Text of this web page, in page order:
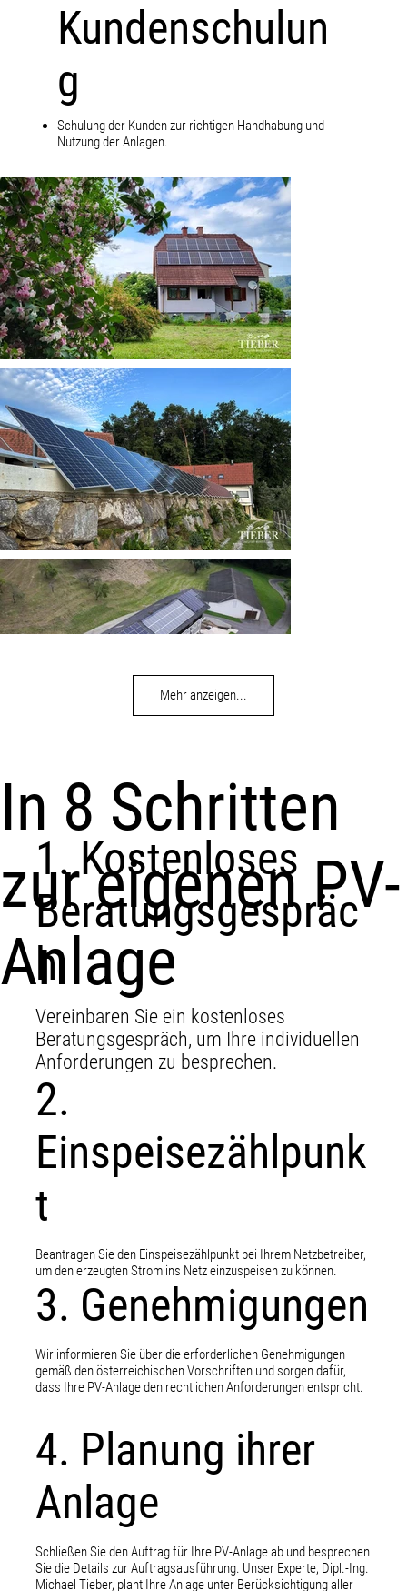
Kundenschulun
g
Schulung der Kunden zur richtigen Handhabung und
Nutzung der Anlagen.
Mehr anzeigen...
In 8 Schritten
zur eigenen PV-
Anlage
1. Kostenloses
Beratungsgespräc
h
Vereinbaren Sie ein kostenloses
Beratungsgespräch, um Ihre individuellen
Anforderungen zu besprechen.
2.
Einspeisezählpunk
t
Beantragen Sie den Einspeisezählpunkt bei Ihrem Netzbetreiber,
um den erzeugten Strom ins Netz einzuspeisen zu können.
3. Genehmigungen
Wir informieren Sie über die erforderlichen Genehmigungen
gemäß den österreichischen Vorschriften und sorgen dafür,
dass Ihre PV-Anlage den rechtlichen Anforderungen entspricht.
4. Planung ihrer
Anlage
Schließen Sie den Auftrag für Ihre PV-Anlage ab und besprechen
Sie die Details zur Auftragsausführung. Unser Experte, Dipl.-Ing.
Michael Tieber, plant Ihre Anlage unter Berücksichtigung aller